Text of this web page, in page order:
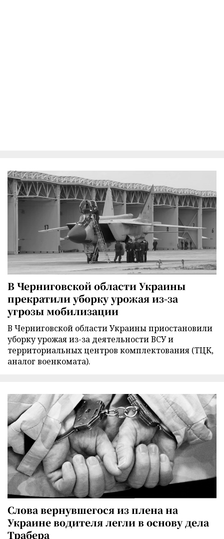
В Черниговской области Украины
прекратили уборку урожая из-за
угрозы мобилизации
В Черниговской области Украины приостановили
уборку урожая из-за деятельности ВСУ и
территориальных центров комплектования (ТЦК,
аналог военкомата).
Слова вернувшегося из плена на
Украине водителя легли в основу дела
Трабера